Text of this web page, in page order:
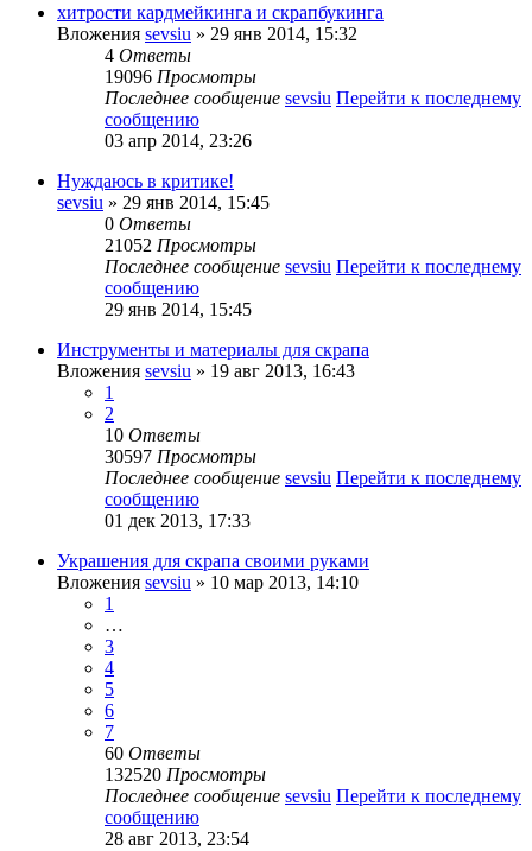
хитрости кардмейкинга и скрапбукинга
Вложения sevsiu » 29 янв 2014, 15:32
4 Ответы
19096 Просмотры
Последнее сообщение sevsiu Перейти к последнему
сообщению
03 апр 2014, 23:26
Нуждаюсь в критике!
sevsiu » 29 янв 2014, 15:45
0 Ответы
21052 Просмотры
Последнее сообщение sevsiu Перейти к последнему
сообщению
29 янв 2014, 15:45
Инструменты и материалы для скрапа
Вложения sevsiu » 19 авг 2013, 16:43
1
2
10 Ответы
30597 Просмотры
Последнее сообщение sevsiu Перейти к последнему
сообщению
01 дек 2013, 17:33
Украшения для скрапа своими руками
Вложения sevsiu » 10 мар 2013, 14:10
1
…
3
4
5
6
7
60 Ответы
132520 Просмотры
Последнее сообщение sevsiu Перейти к последнему
сообщению
28 авг 2013, 23:54